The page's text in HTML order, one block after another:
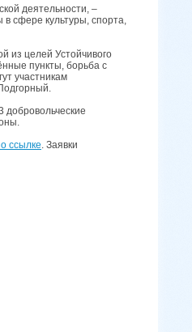
деятельности, –
сфере культуры, спорта,
из целей Устойчивого
пункты, борьба с
участникам
ссылке . Заявки